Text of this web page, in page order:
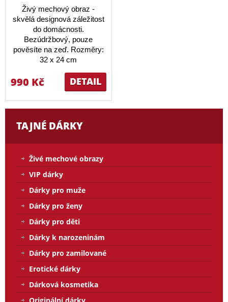
Živý mechový obraz -
skvělá designová záležitost
do domácnosti.
Bezúdržbový, pouze
pověsíte na zeď. Rozměry:
32 x 24 cm
DETAIL
990 Kč
TAJNÉ DÁRKY
Živé mechové obrazy
VIP dárky
Dárky pro muže
Dárky pro ženy
Dárky pro děti
Dárky k narozeninám
Dárky pro zamilované
Erotické dárky
Dárková kosmetika